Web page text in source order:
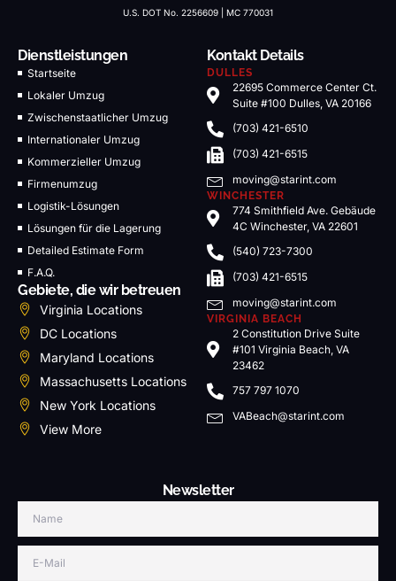
U.S. DOT No. 2256609 | MC 770031
Dienstleistungen
Startseite
Lokaler Umzug
Zwischenstaatlicher Umzug
Internationaler Umzug
Kommerzieller Umzug
Firmenumzug
Logistik-Lösungen
Lösungen für die Lagerung
Detailed Estimate Form
F.A.Q.
Gebiete, die wir betreuen
Virginia Locations
DC Locations
Maryland Locations
Massachusetts Locations
New York Locations
View More
Kontakt Details
DULLES
22695 Commerce Center Ct.
Suite #100 Dulles, VA 20166
(703) 421-6510
(703) 421-6515
moving@starint.com
WINCHESTER
774 Smithfield Ave. Gebäude
4C Winchester, VA 22601
(540) 723-7300
(703) 421-6515
moving@starint.com
VIRGINIA BEACH
2 Constitution Drive Suite
#101 Virginia Beach, VA
23462
757 797 1070
VABeach@starint.com
Newsletter